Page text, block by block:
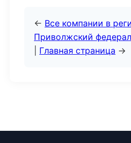
← Все компании в
Приволжский
Главная страница →